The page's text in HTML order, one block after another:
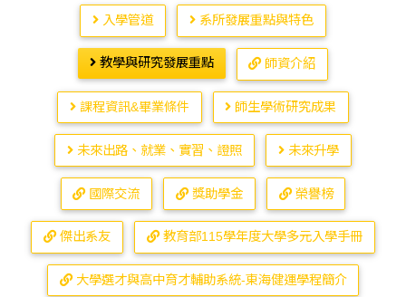
入學管道 系所發展重點與特色
教學與研究發展重點 師資介紹
課程資訊&畢業條件 師生學術研究成果
未來出路、就業、實習、證照 未來升學
國際交流 獎助學金 榮譽榜
傑出系友 教育部115學年度大學多元入學手冊
大學選才與高中育才輔助系統-東海健運學程簡介